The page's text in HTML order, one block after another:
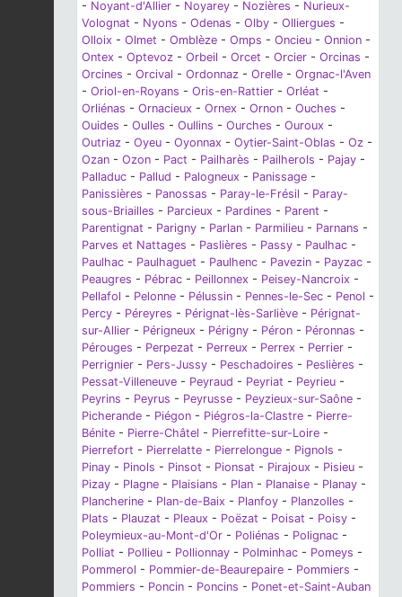
- Noyant-d'Allier - Noyarey - Nozières - Nurieux-
Volognat - Nyons - Odenas - Olby - Olliergues -
Olloix - Olmet - Omblèze - Omps - Oncieu - Onnion -
Ontex - Optevoz - Orbeil - Orcet - Orcier - Orcinas -
Orcines - Orcival - Ordonnaz - Orelle - Orgnac-l'Aven
- Oriol-en-Royans - Oris-en-Rattier - Orléat -
Orliénas - Ornacieux - Ornex - Ornon - Ouches -
Ouides - Oulles - Oullins - Ourches - Ouroux -
Outriaz - Oyeu - Oyonnax - Oytier-Saint-Oblas - Oz -
Ozan - Ozon - Pact - Pailharès - Pailherols - Pajay -
Palladuc - Pallud - Palogneux - Panissage -
Panissières - Panossas - Paray-le-Frésil - Paray-
sous-Briailles - Parcieux - Pardines - Parent -
Parentignat - Parigny - Parlan - Parmilieu - Parnans -
Parves et Nattages - Paslières - Passy - Paulhac -
Paulhac - Paulhaguet - Paulhenc - Pavezin - Payzac -
Peaugres - Pébrac - Peillonnex - Peisey-Nancroix -
Pellafol - Pelonne - Pélussin - Pennes-le-Sec - Penol -
Percy - Péreyres - Pérignat-lès-Sarliève - Pérignat-
sur-Allier - Périgneux - Périgny - Péron - Péronnas -
Pérouges - Perpezat - Perreux - Perrex - Perrier -
Perrignier - Pers-Jussy - Peschadoires - Peslières -
Pessat-Villeneuve - Peyraud - Peyriat - Peyrieu -
Peyrins - Peyrus - Peyrusse - Peyzieux-sur-Saône -
Picherande - Piégon - Piégros-la-Clastre - Pierre-
Bénite - Pierre-Châtel - Pierrefitte-sur-Loire -
Pierrefort - Pierrelatte - Pierrelongue - Pignols -
Pinay - Pinols - Pinsot - Pionsat - Pirajoux - Pisieu -
Pizay - Plagne - Plaisians - Plan - Planaise - Planay -
Plancherine - Plan-de-Baix - Planfoy - Planzolles -
Plats - Plauzat - Pleaux - Poëzat - Poisat - Poisy -
Poleymieux-au-Mont-d'Or - Poliénas - Polignac -
Polliat - Pollieu - Pollionnay - Polminhac - Pomeys -
Pommerol - Pommier-de-Beaurepaire - Pommiers -
Pommiers - Poncin - Poncins - Ponet-et-Saint-Auban